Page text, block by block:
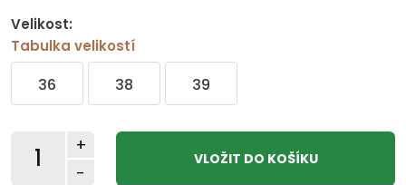
Velikost:
Tabulka velikostí
36 38 39
-
+